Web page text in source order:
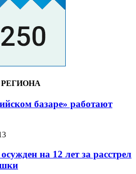
базаре» работают
на 12 лет за расстрел